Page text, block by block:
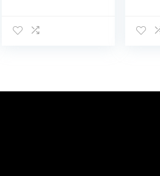
(55 cm – 41 L),